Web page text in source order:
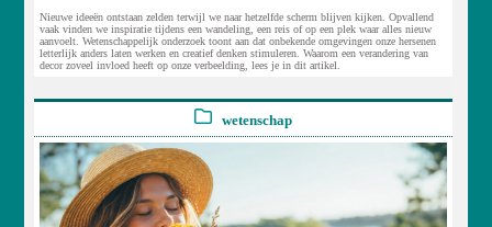
Nieuwe ideeën ontstaan zelden terwijl we naar hetzelfde scherm blijven kijken. Opvallend
vaak vinden we inspiratie tijdens een wandeling, een reis of op een plek waar alles nieuw
aanvoelt. Wetenschappelijk onderzoek toont aan dat onbekende omgevingen onze hersenen
letterlijk anders laten werken en creatief denken stimuleren. Waarom een verandering van
decor zoveel invloed heeft op onze verbeelding, lees je in dit artikel.
wetenschap